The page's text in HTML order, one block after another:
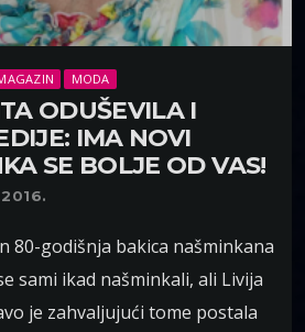
MODA
ODUŠEVILA I
IMA NOVI
SE BOLJE OD VAS!
2016.
80-godišnja bakica našminkana
sami ikad našminkali, ali Livija
je zahvaljujući tome postala